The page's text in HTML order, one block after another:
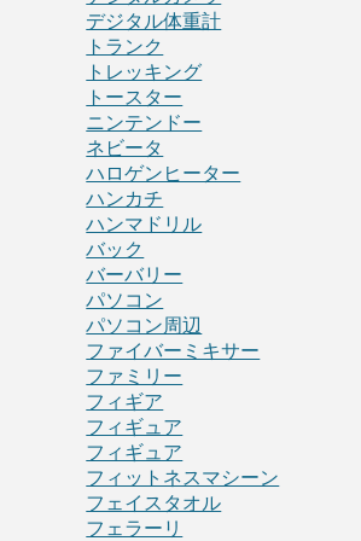
デジタル体重計
トランク
トレッキング
トースター
ニンテンドー
ネビータ
ハロゲンヒーター
ハンカチ
ハンマドリル
バック
バーバリー
パソコン
パソコン周辺
ファイバーミキサー
ファミリー
フィギア
フィギュア
フィギュア
フィットネスマシーン
フェイスタオル
フェラーリ